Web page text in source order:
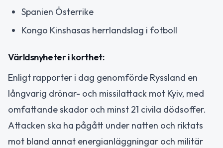
Spanien Österrike
Kongo Kinshasas herrlandslag i fotboll
Världsnyheter i korthet:
Enligt rapporter i dag genomförde Ryssland en
långvarig drönar- och missilattack mot Kyiv, med
omfattande skador och minst 21 civila dödsoffer.
Attacken ska ha pågått under natten och riktats
mot bland annat energianläggningar och militär